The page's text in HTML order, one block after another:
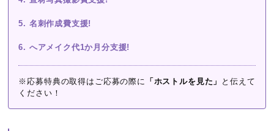
5. 名刺作成費支援!
6. へアメイク代1か月分支援!
※応募特典の取得はご応募の際に 「ホストルを見た」
と伝えて
ください！